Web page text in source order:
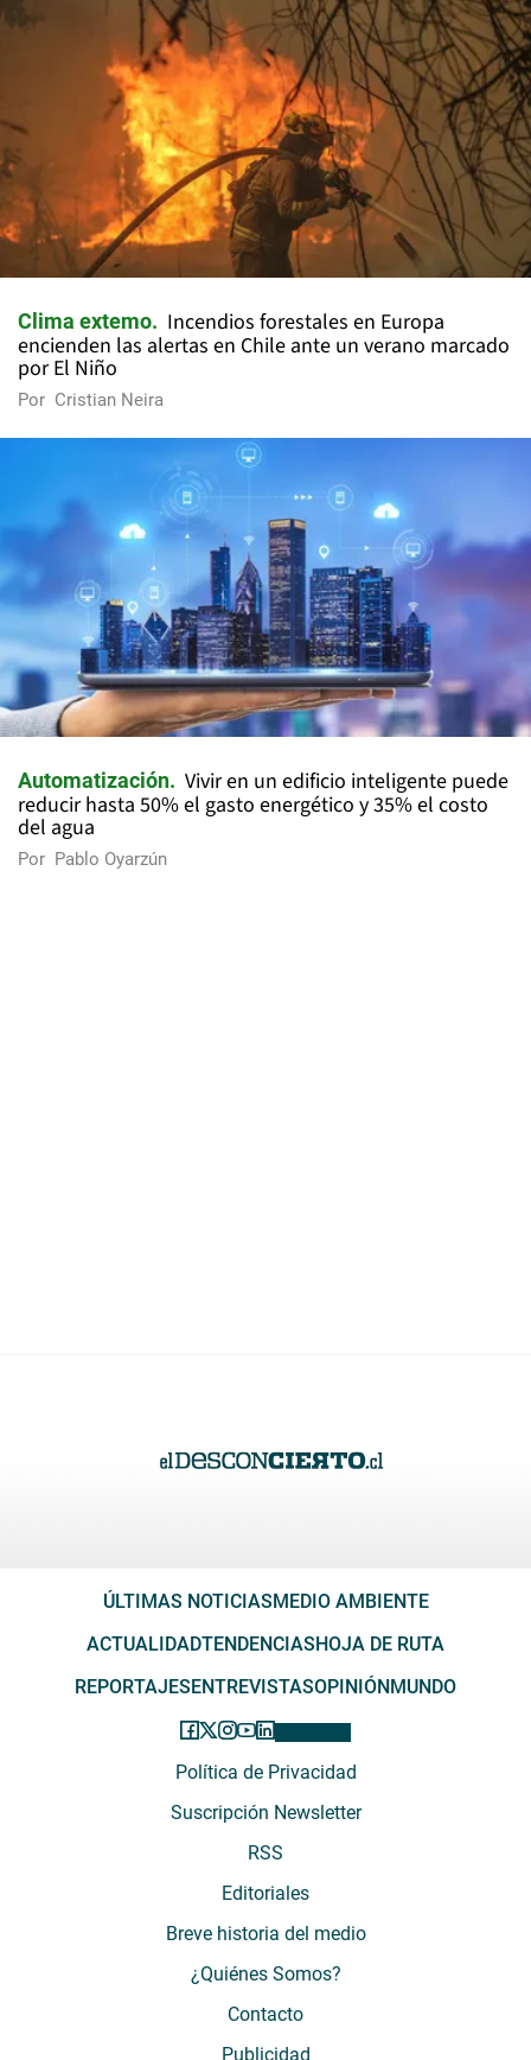
Clima extemo
Incendios forestales en Europa
encienden las alertas en Chile ante un verano marcado
por El Niño
Por Cristian Neira
Automatización
Vivir en un edificio inteligente puede
reducir hasta 50% el gasto energético y 35% el costo
del agua
Por Pablo Oyarzún
ÚLTIMAS NOTICIAS MEDIO AMBIENTE
ACTUALIDADTENDENCIAS HOJA DE RUTA
REPORTAJES ENTREVISTASOPINIÓN MUNDO
Política de Privacidad
Suscripción Newsletter
RSS
Editoriales
Breve historia del medio
¿Quiénes Somos?
Contacto
Publicidad